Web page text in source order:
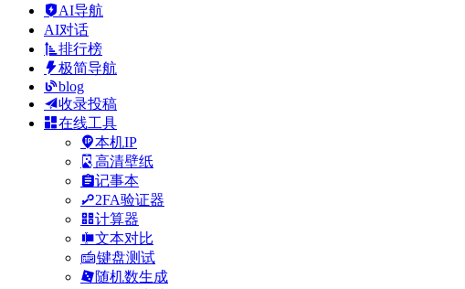
AI导航
AI对话
排行榜
极简导航
blog
收录投稿
在线工具
本机IP
高清壁纸
记事本
2FA验证器
计算器
文本对比
键盘测试
随机数生成